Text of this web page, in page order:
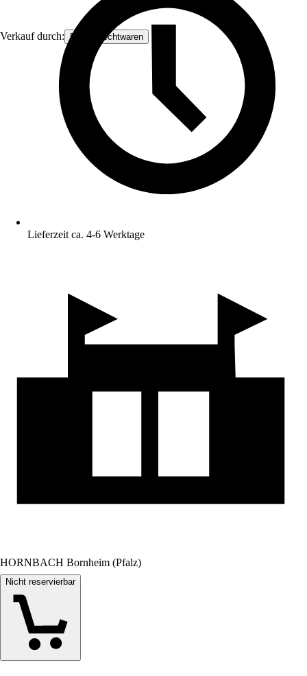
Verkauf durch: Frank Flechtwaren
Lieferzeit ca. 4-6 Werktage
HORNBACH Bornheim (Pfalz)
Nicht reservierbar